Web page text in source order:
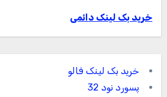
خرید بک لینک دائمی
خرید بک لینک فالو
پسورد نود 32